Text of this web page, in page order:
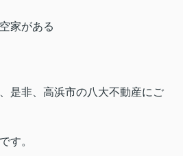
家がある
是非、高浜市の八大不動産にご
す。